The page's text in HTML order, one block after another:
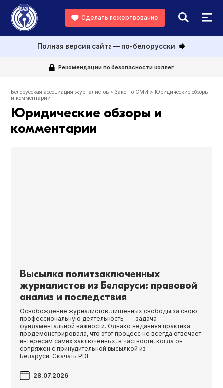
Сделать пожертвование
Полная версия сайта — по-белорусски
Рекомендации по безопасности коллег
Белорусская ассоциация журналистов >Закон о СМИ > Юридические обзоры
и комментарии
Юридические обзоры и
комментарии
Высылка политзаключенных
журналистов из Беларуси: правовой
анализ и последствия
Освобождение журналистов, лишенных свободы за свою
профессиональную деятельность — задача
фундаментальной важности. Однако недавняя практика
продемонстрировала, что этот процесс не всегда отвечает
интересам самих заключённых, в частности, когда он
сопряжен с принудительной высылкой из
Беларуси. Скачать PDF.
28.07.2026